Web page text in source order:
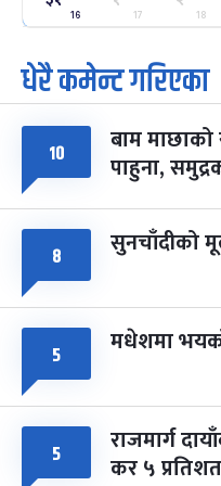
मंगल फाल्गुन २५, २०८३ Mar
७
आइत
पूर्णिमा व्रत
चैत्र ७, २०८३-Mar 21, 2027
८ फागुपूर्णिमा
चैत्र ८, २०८३-Mar 22,
16 17 18
धेरै कमेन्ट गरिएका
१० बाम
पाहुना,
८ सुनचाँदीको
५ मधेशमा
५ राजमार्ग
कर ५